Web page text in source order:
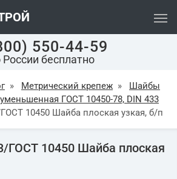
550-44-59
России бесплатно
» Метрический крепеж »
Шайбы
ГОСТ 10450-78, DIN 433
ГОСТ 10450 Шайба плоская узкая, б/п
ГОСТ 10450 Шайба плоская